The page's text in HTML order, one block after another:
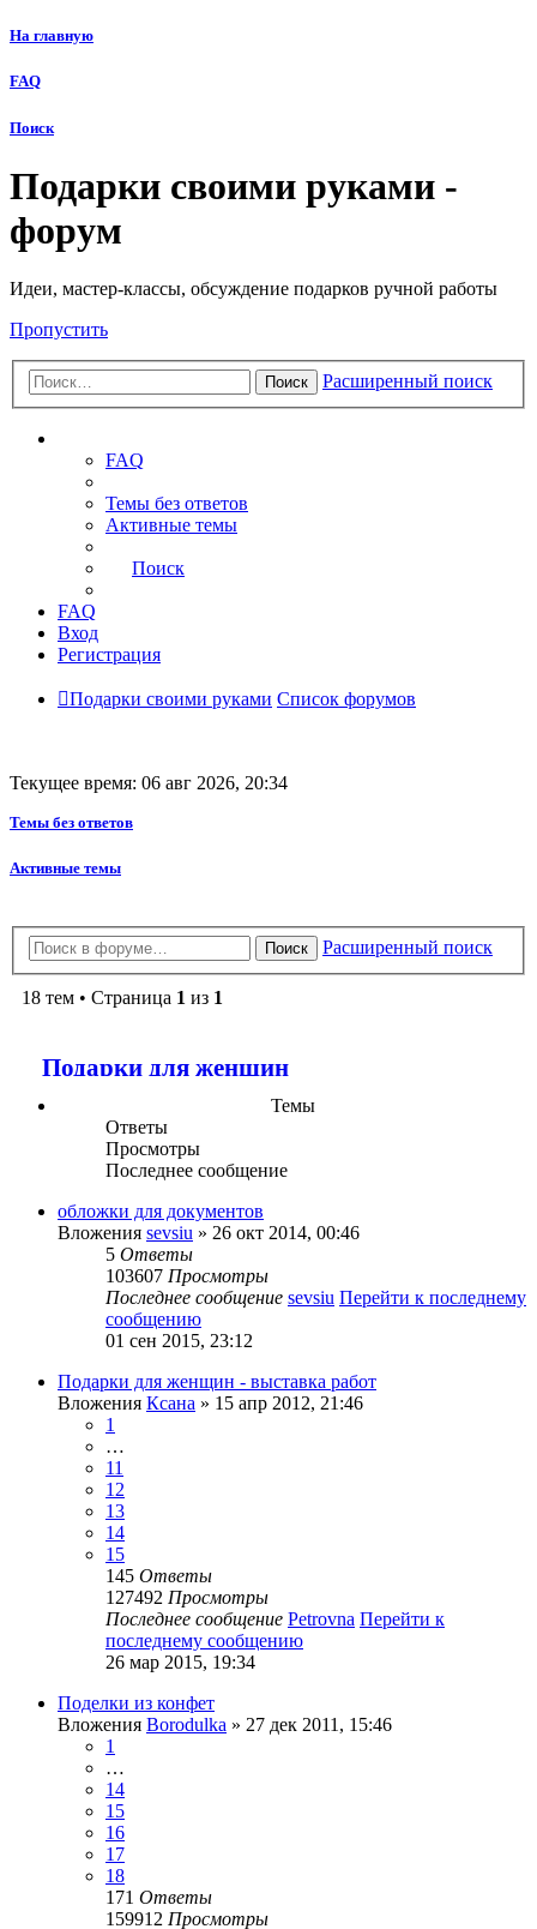
На главную
FAQ
Поиск
Подарки своими руками -
форум
Идеи, мастер-классы, обсуждение подарков ручной работы
Пропустить
Поиск Расширенный поиск
FAQ
Темы без ответов
Активные темы
Поиск
FAQ
Вход
Регистрация
Подарки своими руками Список форумов
Текущее время: 06 авг 2026, 20:34
Темы без ответов
Активные темы
Поиск Расширенный поиск
18 тем • Страница 1 из 1
Подарки для женщин
Темы
Ответы
Просмотры
Последнее сообщение
обложки для документов
Вложения sevsiu » 26 окт 2014, 00:46
5 Ответы
103607 Просмотры
Последнее сообщение sevsiu Перейти к последнему
сообщению
01 сен 2015, 23:12
Подарки для женщин - выставка работ
Вложения Ксана » 15 апр 2012, 21:46
1
…
11
12
13
14
15
145 Ответы
127492 Просмотры
Последнее сообщение Petrovna Перейти к
последнему сообщению
26 мар 2015, 19:34
Поделки из конфет
Вложения Borodulka » 27 дек 2011, 15:46
1
…
14
15
16
17
18
171 Ответы
159912 Просмотры